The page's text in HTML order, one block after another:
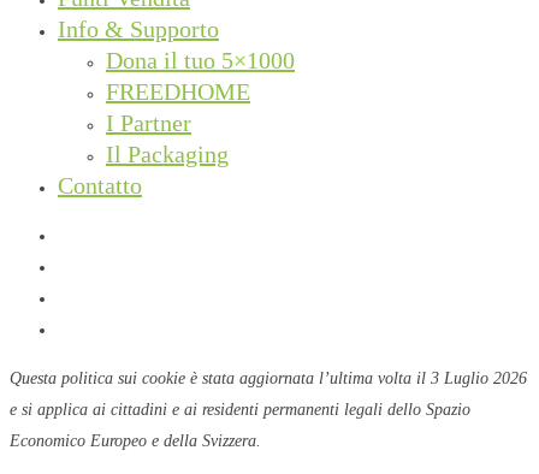
Info & Supporto
Dona il tuo 5×1000
FREEDHOME
I Partner
Il Packaging
Contatto
Questa politica sui cookie è stata aggiornata l’ultima volta il 3 Luglio 2026
e si applica ai cittadini e ai residenti permanenti legali dello Spazio
Economico Europeo e della Svizzera.